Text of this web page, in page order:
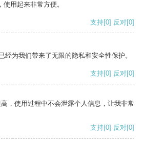
用起来非常方便。
支持[0] 反对[0]
经为我们带来了无限的隐私和安全性保护。
支持[0] 反对[0]
，使用过程中不会泄露个人信息，让我非常
支持[0] 反对[0]